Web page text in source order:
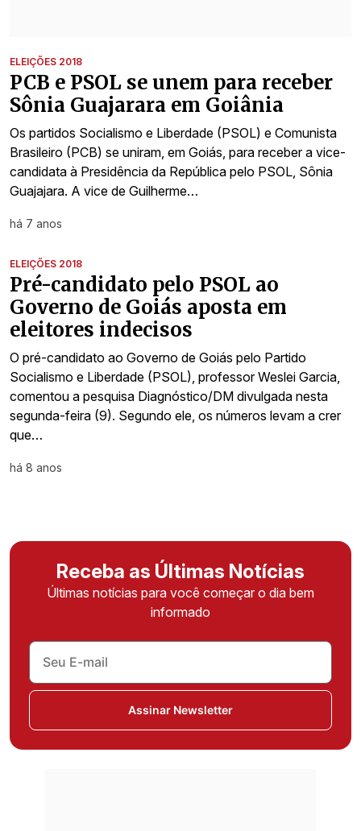
ELEIÇÕES 2018
PCB e PSOL se unem para receber
Sônia Guajarara em Goiânia
Os partidos Socialismo e Liberdade (PSOL) e Comunista
Brasileiro (PCB) se uniram, em Goiás, para receber a vice-
candidata à Presidência da República pelo PSOL, Sônia
Guajajara. A vice de Guilherme…
há 7 anos
ELEIÇÕES 2018
Pré-candidato pelo PSOL ao
Governo de Goiás aposta em
eleitores indecisos
O pré-candidato ao Governo de Goiás pelo Partido
Socialismo e Liberdade (PSOL), professor Weslei Garcia,
comentou a pesquisa Diagnóstico/DM divulgada nesta
segunda-feira (9). Segundo ele, os números levam a crer
que…
há 8 anos
Receba as Últimas Notícias
Últimas notícias para você começar o dia bem
informado
Assinar Newsletter